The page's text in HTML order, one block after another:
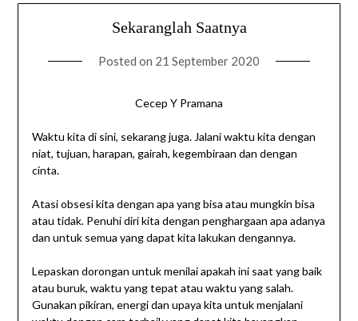
Sekaranglah Saatnya
Posted on 21 September 2020
Cecep Y Pramana
Waktu kita di sini, sekarang juga. Jalani waktu kita dengan
niat, tujuan, harapan, gairah, kegembiraan dan dengan
cinta.
Atasi obsesi kita dengan apa yang bisa atau mungkin bisa
atau tidak. Penuhi diri kita dengan penghargaan apa adanya
dan untuk semua yang dapat kita lakukan dengannya.
Lepaskan dorongan untuk menilai apakah ini saat yang baik
atau buruk, waktu yang tepat atau waktu yang salah.
Gunakan pikiran, energi dan upaya kita untuk menjalani